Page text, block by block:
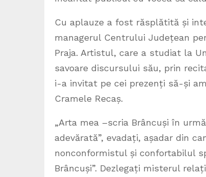
Cu aplauze a fost răsplătită și
managerul Centrului Județean
Praja. Artistul, care a studiat la
savoare discursului său, prin
i-a invitat pe cei prezenți să-și
Cramele Recaș.
„Arta mea –scria Brâncuși în
adevărată”, evadați, așadar din
nonconformistul și confortabilul
Brâncuși”. Dezlegați misterul